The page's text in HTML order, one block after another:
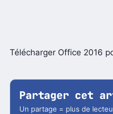
Télécharger Office 2016
Partager cet
Un partage = plus de